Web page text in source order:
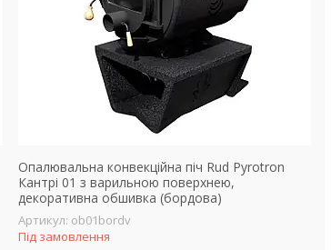
Опалювальна конвекційна піч Rud Pyrotron
Кантрі 01 з варильною поверхнею,
декоративна обшивка (бордова)
ob01bordv
Під замовлення